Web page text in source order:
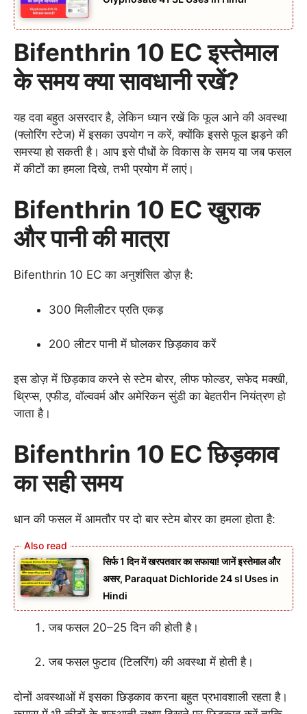
Bifenthrin 10 EC इस्तेमाल
के समय क्या सावधानी रखें?
यह दवा बहुत असरदार है, लेकिन ध्यान रखें कि फूल आने की अवस्था
(फ्लोरिंग स्टेज) में इसका उपयोग न करें, क्योंकि इससे फूल झड़ने की
समस्या हो सकती है। आप इसे पौधों के विकास के समय या जब फसल
में कीटों का हमला दिखे, तभी प्रयोग में लाएं।
Bifenthrin 10 EC खुराक
और पानी की मात्रा
Bifenthrin 10 EC का अनुशंसित डोज़ है:
300 मिलीलीटर प्रति एकड़
200 लीटर पानी में घोलकर छिड़काव करें
इस डोज़ में छिड़काव करने से स्टेम बोरर, लीफ फोल्डर, सफेद मक्खी,
थ्रिप्स, एफीड, वॉल्ववर्म और अमेरिकन सुंडी का बेहतरीन नियंत्रण हो
जाता है।
Bifenthrin 10 EC छिड़काव
का सही समय
धान की फसल में आमतौर पर दो बार स्टेम बोरर का हमला होता है:
सिर्फ 1 दिन में खरपतवार का सफाया! जानें इस्तेमाल और
असर, Paraquat Dichloride 24 sl Uses in
Hindi
जब फसल 20–25 दिन की होती है।
जब फसल फुटाव (टिलरिंग) की अवस्था में होती है।
दोनों अवस्थाओं में इसका छिड़काव करना बहुत प्रभावशाली रहता है।